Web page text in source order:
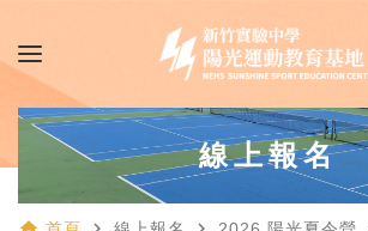
線上報名